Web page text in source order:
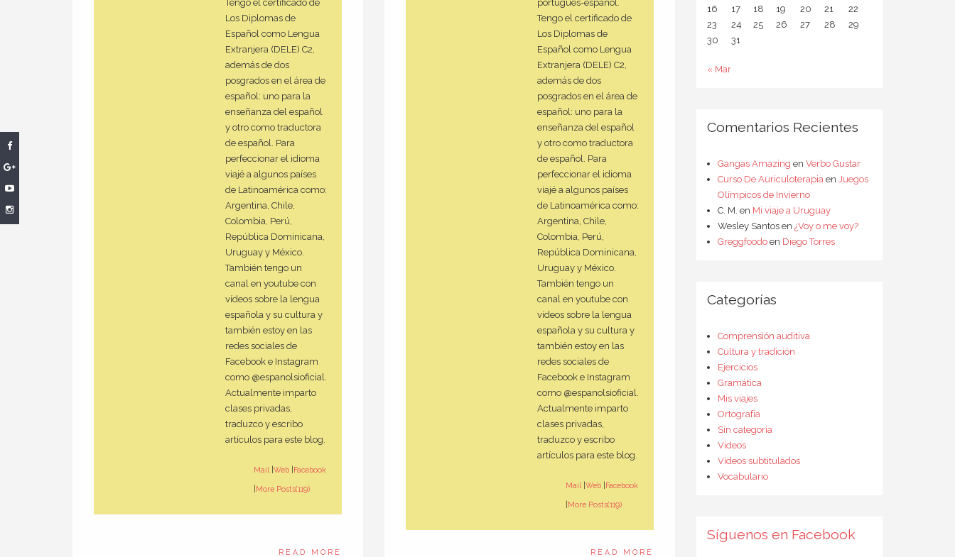
Tengo el certificado de
Los Diplomas de
Español como Lengua
Extranjera (DELE) C2,
además de dos
posgrados en el área de
español: uno para la
enseñanza del español
y otro como traductora
de español. Para
perfeccionar el idioma
viajé a algunos países
de Latinoamérica como:
Argentina, Chile,
Colombia, Perú,
República Dominicana,
Uruguay y México.
También tengo un
canal en youtube con
vídeos sobre la lengua
española y su cultura y
también estoy en las
redes sociales de
Facebook e Instagram
como @espanolsioficial.
Actualmente imparto
clases privadas,
traduzco y escribo
artículos para este blog.
Mail Web Facebook
More Posts(119)
READ MORE
portugués-español.
Tengo el certificado de
Los Diplomas de
Español como Lengua
Extranjera (DELE) C2,
además de dos
posgrados en el área de
español: uno para la
enseñanza del español
y otro como traductora
de español. Para
perfeccionar el idioma
viajé a algunos países
de Latinoamérica como:
Argentina, Chile,
Colombia, Perú,
República Dominicana,
Uruguay y México.
También tengo un
canal en youtube con
vídeos sobre la lengua
española y su cultura y
también estoy en las
redes sociales de
Facebook e Instagram
como @espanolsioficial.
Actualmente imparto
clases privadas,
traduzco y escribo
artículos para este blog.
Mail Web| Facebook
More Posts(119)
READ MORE
16
17 18 19 20 21
22
23
24 25 26 27 28
29
30
31
« Mar
Comentarios Recientes
Gangas Amazing en Verbo Gustar
Curso De Auriculoterapiaen Juegos
Olímpicos de Invierno
C. M. en Mi viaje a Uruguay
Wesley Santosen ¿Voy o me voy?
Greggfoodoen Diego Torres
Categorías
Comprensión auditiva
Cultura y tradición
Ejercicios
Gramática
Mis viajes
Ortografía
Sin categoría
Vídeos
Vídeos subtitulados
Vocabulario
Síguenos en Facebook